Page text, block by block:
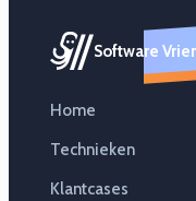
Software
Home
Technieken
Klantcases